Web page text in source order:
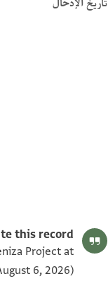
تاريخ الإدخال
this record:
Project at
6, 2026).